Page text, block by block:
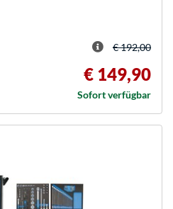
€ 192,00
€ 149,90
Sofort verfügbar